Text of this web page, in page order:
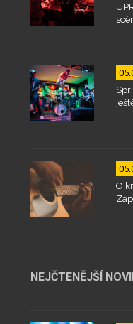
O
NEJČTENĚJŠÍ